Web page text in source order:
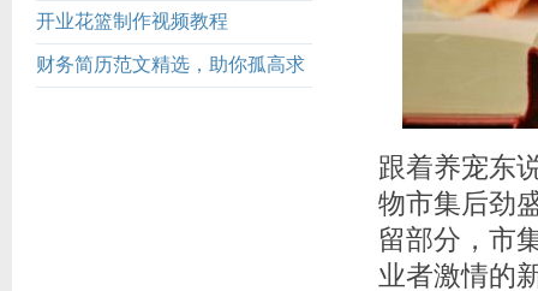
享
开业花篮制作视频教程
财务简历范文精选，助你孤高求
跟着养宠东
物市集后劲
留部分，市
业者激情的